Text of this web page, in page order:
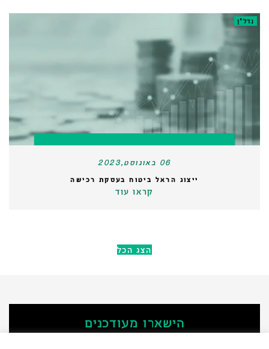
נדל"ן
06 באוגוסט,2023
ייצוג הראל ביטוח בעסקת רכישה
קראו עוד
הצג הכל
הישארו מעודכנים